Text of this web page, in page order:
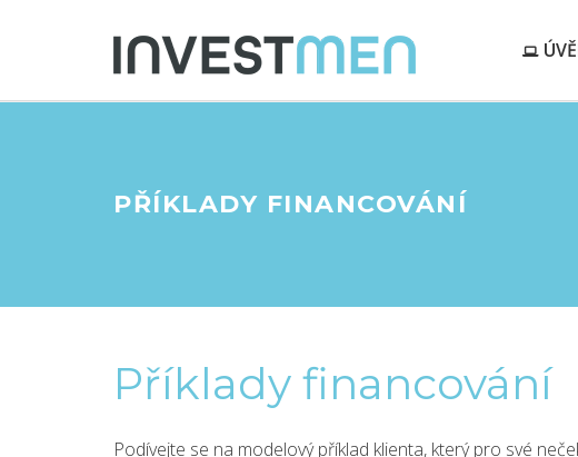
PŘÍKLADY FINANCOVÁNÍ
Příklady financování
Podívejte se na modelový příklad klienta, který pro své